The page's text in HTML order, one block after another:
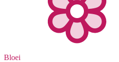
Bloei